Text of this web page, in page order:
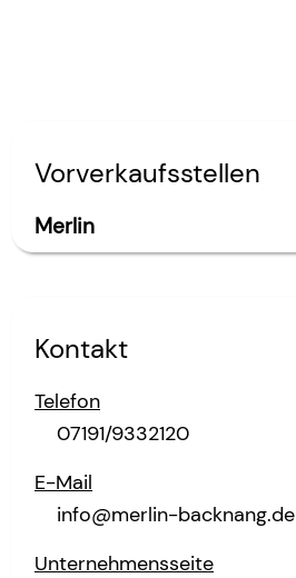
Kontakt
Telefon
07191/9332120
E-Mail
info@merlin-backnang.de
Unternehmensseite
Vorverkaufsstellen
Merlin